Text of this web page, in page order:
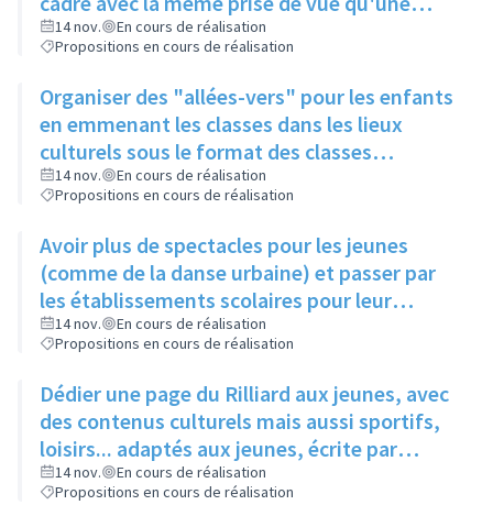
photo posée à proximité
14 nov.
En cours de réalisation
Propositions en cours de réalisation
Organiser des "allées-vers" pour les enfants
en emmenant les classes dans les lieux
culturels sous le format des classes
découvertes
14 nov.
En cours de réalisation
Propositions en cours de réalisation
Avoir plus de spectacles pour les jeunes
(comme de la danse urbaine) et passer par
les établissements scolaires pour leur
donner envie de s'y rendre
14 nov.
En cours de réalisation
Propositions en cours de réalisation
Dédier une page du Rilliard aux jeunes, avec
des contenus culturels mais aussi sportifs,
loisirs... adaptés aux jeunes, écrite par
quelques adolescents fréquentant l'espace
jeune
14 nov.
En cours de réalisation
Propositions en cours de réalisation